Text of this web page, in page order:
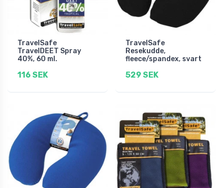
TravelSafe
TravelDEET Spray
40%, 60 ml.
116 SEK
TravelSafe
Resekudde,
fleece/spandex, svart
529 SEK